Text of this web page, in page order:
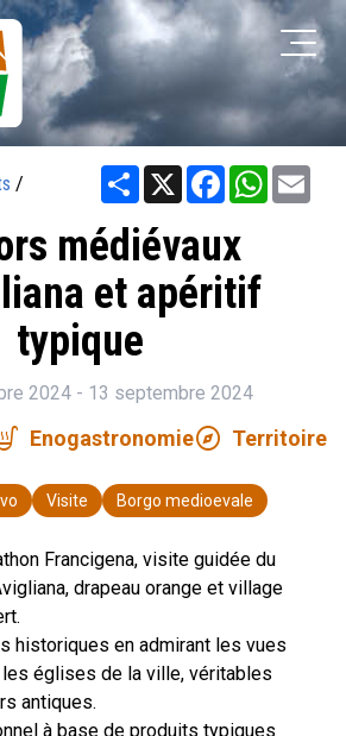
/ Share X Facebook
médiévaux
et apéritif
typique
2024 - 13 septembre 2024
Enogastronomieexplore Territoire
Visite Borgo medioevale
Francigena, visite guidée du
drapeau orange et village
historiques en admirant les vues
églises de la ville, véritables
antiques.
à base de produits typiques